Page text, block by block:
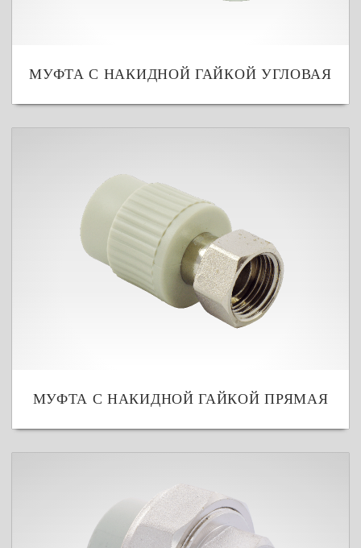
МУФТА С НАКИДНОЙ ГАЙКОЙ УГЛОВАЯ
МУФТА С НАКИДНОЙ ГАЙКОЙ ПРЯМАЯ